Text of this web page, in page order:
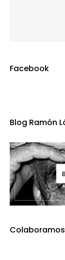
Facebook
Blog Ramón